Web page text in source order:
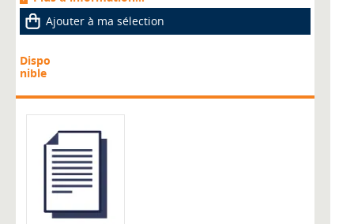
Ajouter à ma sélection
Dispo
nible